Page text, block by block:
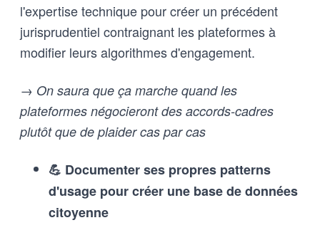
l'expertise technique pour créer un précédent
jurisprudentiel contraignant les plateformes à
modifier leurs algorithmes d'engagement.
→ On saura que ça marche quand les
plateformes négocieront des accords-cadres
plutôt que de plaider cas par cas
💪 Documenter ses propres patterns
d'usage pour créer une base de données
citoyenne